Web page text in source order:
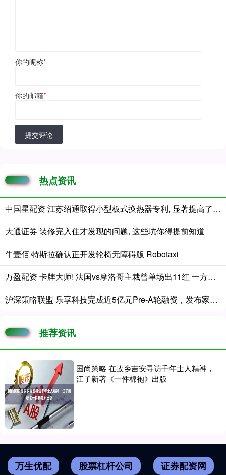
你的昵称*
你的邮箱*
提交评论
热点资讯
中国星配资 江苏绍通取得小型板式换热器专利, 显著提高了换热器的密封性能
大通证券 装修完入住才发现的问题, 这些坑你得提前知道
牛壹佰 特斯拉确认正开发轮椅无障碍版 Robotaxi
万盈配资 卡牌大师! 法国vs摩洛哥主裁曾单场出11红 一方剩6人无法继续比赛
沪深策略联盟 乐享科技完成近5亿元Pre-A轮融资，发布家庭具身智能品牌“元点Zeroth”
推荐资讯
国尚策略 在故乡吉安寻访千年士人精神，
江子新著《一件棉袍》出版
万生优配 股票杠杆公司 证券配资网